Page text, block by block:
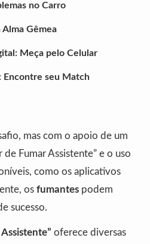
no Carro
Gêmea
Meça pelo Celular
Encontre seu Match
mas com o apoio de um
Fumar Assistente” e o uso
como os aplicativos
os fumantes podem
sucesso.
oferece diversas